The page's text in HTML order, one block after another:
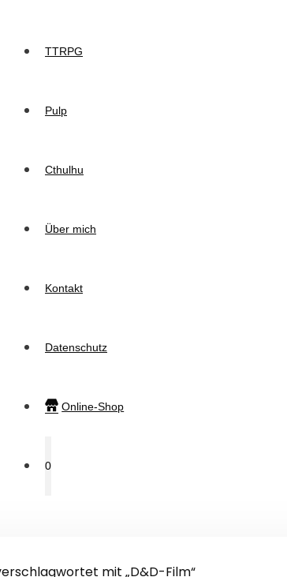
TTRPG
Pulp
Cthulhu
Über mich
Kontakt
Datenschutz
Online-Shop
0
mit „D&D-Film“